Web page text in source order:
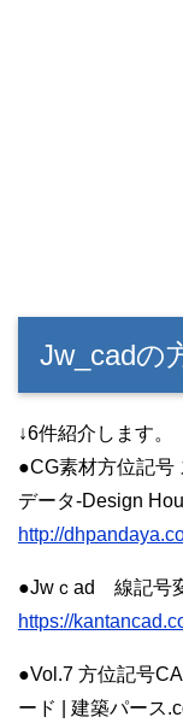
Jw_cadの
↓6件紹介します。
●CG素材方位記号
データ-Design
http://
●Jwｃad 線記号
https://
●Vol.7 方位記号
ード | 建築パース